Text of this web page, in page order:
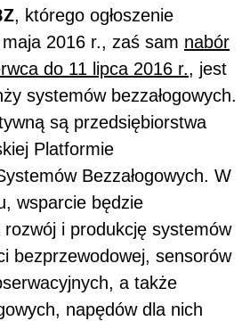
, którego ogłoszenie
2016 r., zaś sam nabór
do 11 lipca 2016 r., jest
systemów bezzałogowych.
są przedsiębiorstwa
Platformie
Bezzałogowych. W
wsparcie będzie
i produkcję systemów
bezprzewodowej, sensorów
a także
napędów dla nich